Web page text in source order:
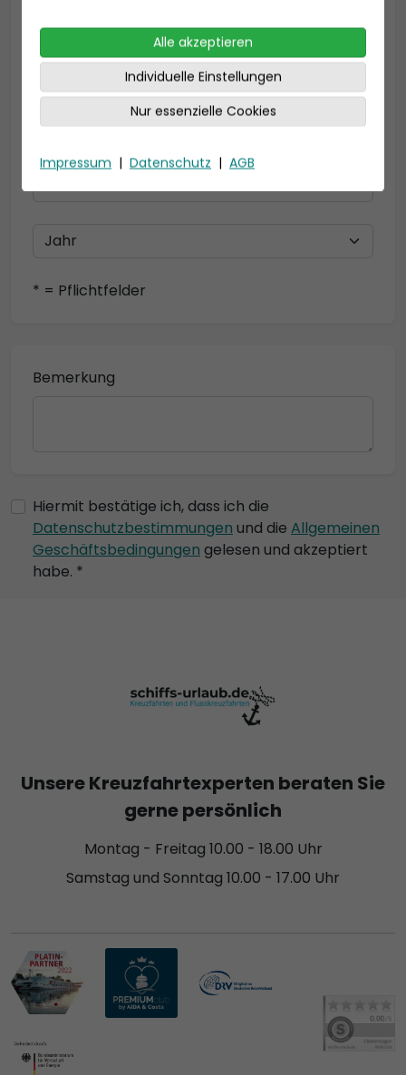
Geburtsdatum
* = Pflichtfelder
Bemerkung
Hiermit bestätige ich, dass ich die
Datenschutzbestimmungen und die Allgemeinen
Geschäftsbedingungen gelesen und akzeptiert
habe. *
Alle akzeptieren
Individuelle Einstellungen
Nur essenzielle Cookies
Impressum | Datenschutz | AGB
Unsere Kreuzfahrtexperten beraten Sie
gerne persönlich
Montag - Freitag 10.00 - 18.00 Uhr
Samstag und Sonntag 10.00 - 17.00 Uhr